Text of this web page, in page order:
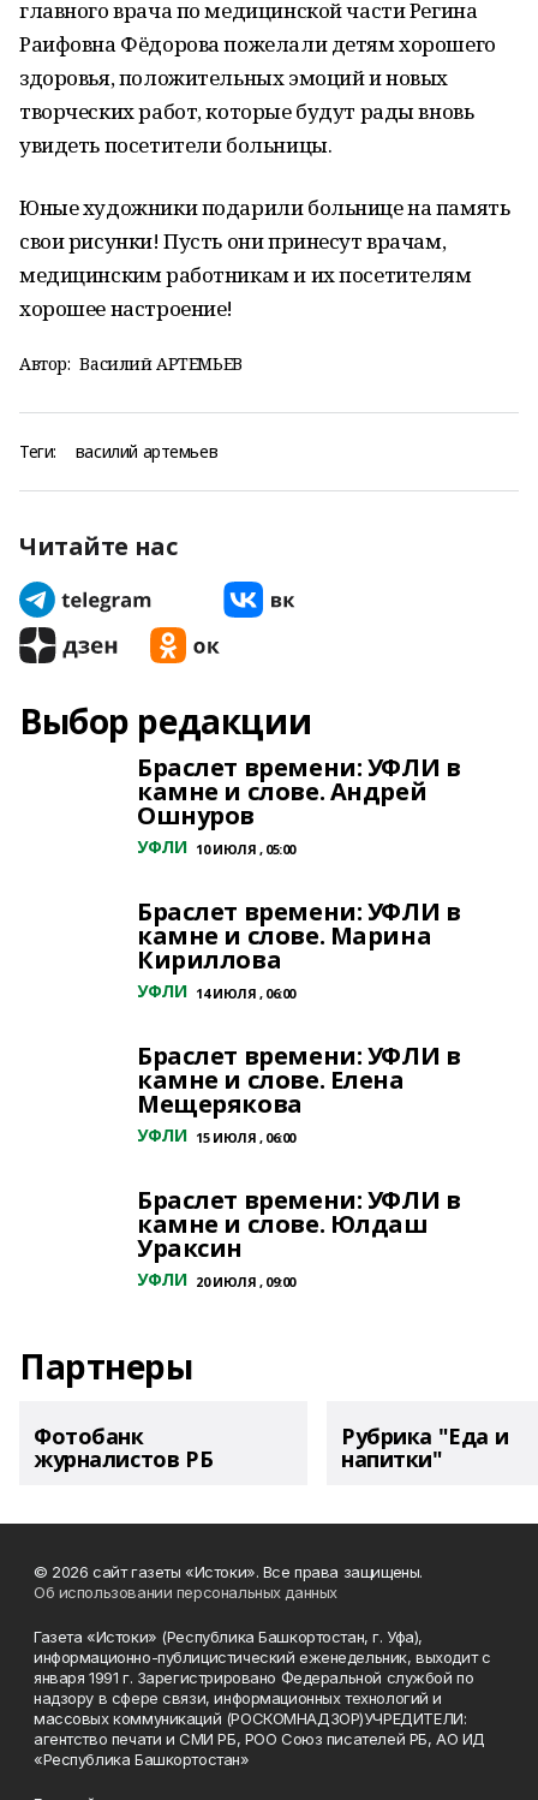
главного врача по медицинской части Регина
Раифовна Фёдорова пожелали детям хорошего
здоровья, положительных эмоций и новых
творческих работ, которые будут рады вновь
увидеть посетители больницы.
Юные художники подарили больнице на память
свои рисунки! Пусть они принесут врачам,
медицинским работникам и их посетителям
хорошее настроение!
Автор: Василий АРТЕМЬЕВ
Теги: василий артемьев
Читайте нас
Выбор редакции
Браслет времени: УФЛИ в
камне и слове. Андрей
Ошнуров
УФЛИ 10 ИЮЛЯ , 05:00
Браслет времени: УФЛИ в
камне и слове. Марина
Кириллова
УФЛИ 14 ИЮЛЯ , 06:00
Браслет времени: УФЛИ в
камне и слове. Елена
Мещерякова
УФЛИ 15 ИЮЛЯ , 06:00
Браслет времени: УФЛИ в
камне и слове. Юлдаш
Ураксин
УФЛИ 20 ИЮЛЯ , 09:00
Партнеры
Фотобанк
журналистов РБ
Рубрика "Еда и
напитки"
© 2026 сайт газеты «Истоки». Все права защищены.
Об использовании персональных данных
Газета «Истоки» (Республика Башкортостан, г. Уфа),
информационно-публицистический еженедельник, выходит с
января 1991 г. Зарегистрировано Федеральной службой по
надзору в сфере связи, информационных технологий и
массовых коммуникаций (РОСКОМНАДЗОР)УЧРЕДИТЕЛИ:
агентство печати и СМИ РБ, РОО Союз писателей РБ, АО ИД
«Республика Башкортостан»